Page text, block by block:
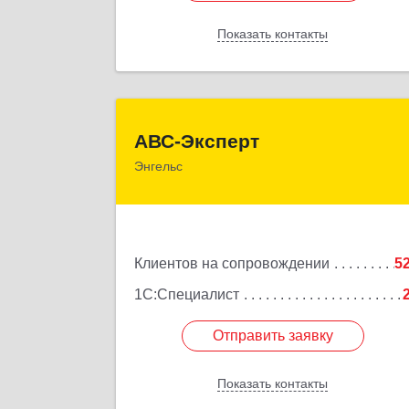
Показать контакты
Назад
АВС-Эксперт
Энгельс
Клиентов на сопровождении
1С:Специалист
Отправить заявку
Показать контакты
413105, Саратовская обл, Энгельс г,
Отправить заявку
Назад